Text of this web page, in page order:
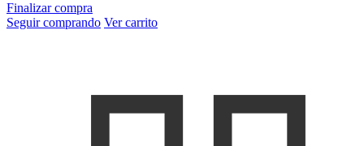
Finalizar compra
Seguir comprando Ver carrito